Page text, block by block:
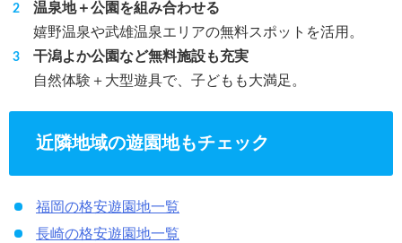
温泉地＋公園を組み合わせる
嬉野温泉や武雄温泉エリアの無料スポットを活用。
干潟よか公園など無料施設も充実
自然体験＋大型遊具で、子どもも大満足。
近隣地域の遊園地もチェック
福岡の格安遊園地一覧
長崎の格安遊園地一覧